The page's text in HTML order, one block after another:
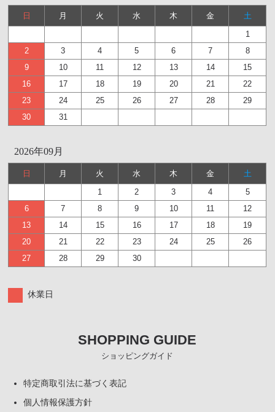
日 月 火 水 木 金
土
1
2
3 4 5 6 7
8
9
10 11 12 13 14
15
16
17 18 19 20 21
22
23
24 25 26 27 28
29
30
31
2026年09月
日 月 火 水 木 金
土
1
2 3 4
5
6
7 8 9 10 11
12
13
14 15 16 17 18
19
20
21 22 23 24 25
26
27
28 29 30
休業日
SHOPPING GUIDE
ショッピングガイド
特定商取引法に基づく表記
個人情報保護方針